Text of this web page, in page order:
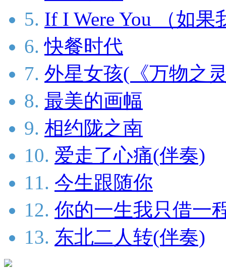
5. If I Were You （如
6. 快餐时代
7. 外星女孩(《万物之
8. 最美的画幅
9. 相约陇之南
10. 爱走了心痛(伴奏)
11. 今生跟随你
12. 你的一生我只借一
13. 东北二人转(伴奏)